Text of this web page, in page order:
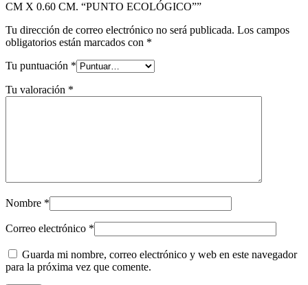
CM X 0.60 CM. “PUNTO ECOLÓGICO””
Tu dirección de correo electrónico no será publicada. Los campos
obligatorios están marcados con *
Tu puntuación *
Tu valoración *
Nombre *
Correo electrónico *
Guarda mi nombre, correo electrónico y web en este navegador
para la próxima vez que comente.